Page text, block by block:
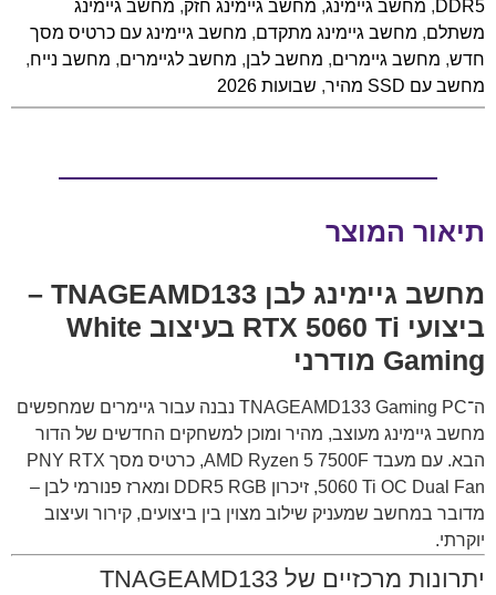
DDR5
, מחשב גיימינג, מחשב גיימינג חזק, מחשב גיימינג
משתלם, מחשב גיימינג מתקדם, מחשב גיימינג עם כרטיס מסך
חדש, מחשב גיימרים, מחשב לבן, מחשב לגיימרים, מחשב נייח,
מחשב עם SSD מהיר
, שבועות 2026
תיאור המוצר
מחשב גיימינג לבן TNAGEAMD133 –
ביצועי RTX 5060 Ti בעיצוב White
Gaming מודרני
ה־TNAGEAMD133 Gaming PC נבנה עבור גיימרים שמחפשים
מחשב גיימינג מעוצב, מהיר ומוכן למשחקים החדשים של הדור
הבא. עם מעבד AMD Ryzen 5 7500F, כרטיס מסך PNY RTX
5060 Ti OC Dual Fan, זיכרון DDR5 RGB ומארז פנורמי לבן –
מדובר במחשב שמעניק שילוב מצוין בין ביצועים, קירור ועיצוב
יוקרתי.
יתרונות מרכזיים של TNAGEAMD133